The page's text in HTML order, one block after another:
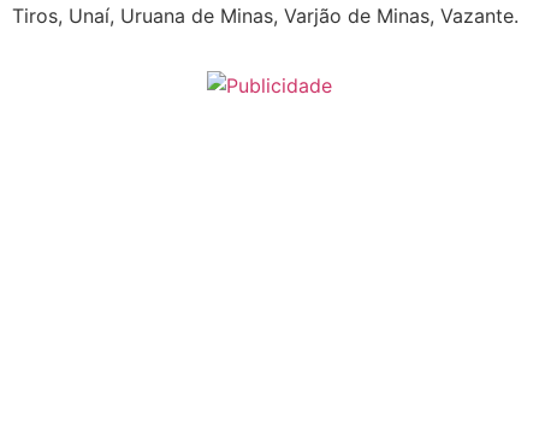
Tiros, Unaí, Uruana de Minas, Varjão de Minas, Vazante.